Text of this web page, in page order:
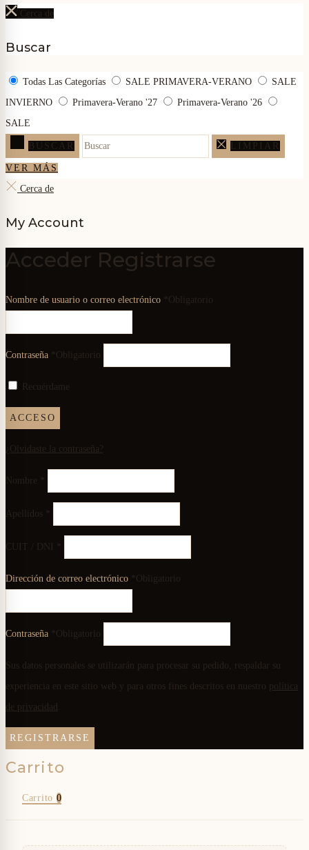
Cerca de
Buscar
Todas Las Categorías SALE PRIMAVERA-VERANO
SALE
INVIERNO
Primavera-Verano '27
Primavera-Verano '26
SALE
BUSCAR LIMPIAR
VER MÁS
Cerca de
My Account
Acceder Registrarse
Nombre de usuario o correo electrónico *Obligatorio
Contraseña *Obligatorio
Recuérdame
ACCESO
¿Olvidaste la contraseña?
Nombre *
Apellidos *
CUIT / DNI *
Dirección de correo electrónico *Obligatorio
Contraseña *Obligatorio
Sus datos personales se utilizarán para procesar su pedido, respaldar su
experiencia en este sitio web y para otros fines descritos en nuestro política
de privacidad
REGISTRARSE
Carrito 0